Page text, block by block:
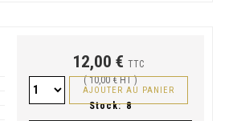
12,00 € TTC
( 10,00 € HT )
Stock: 8
AJOUTER AU PANIER